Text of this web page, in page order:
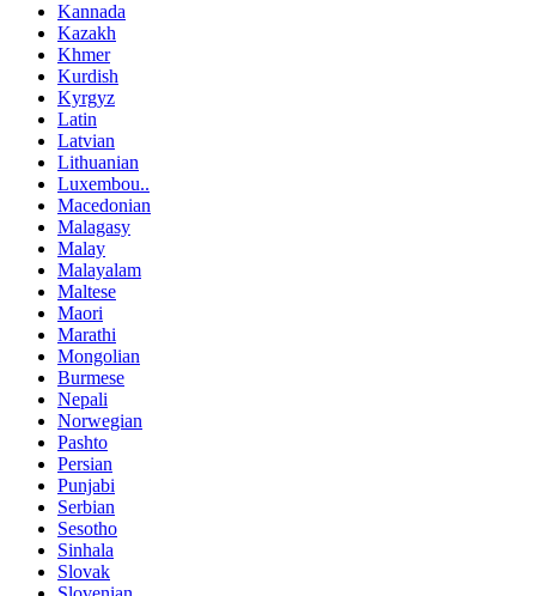
Kannada
Kazakh
Khmer
Kurdish
Kyrgyz
Latin
Latvian
Lithuanian
Luxembou..
Macedonian
Malagasy
Malay
Malayalam
Maltese
Maori
Marathi
Mongolian
Burmese
Nepali
Norwegian
Pashto
Persian
Punjabi
Serbian
Sesotho
Sinhala
Slovak